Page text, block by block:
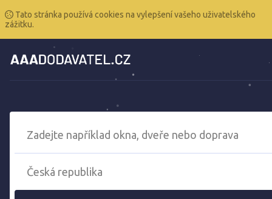
Tato stránka používá cookies na vylepšení vašeho uživatelského
zážitku.